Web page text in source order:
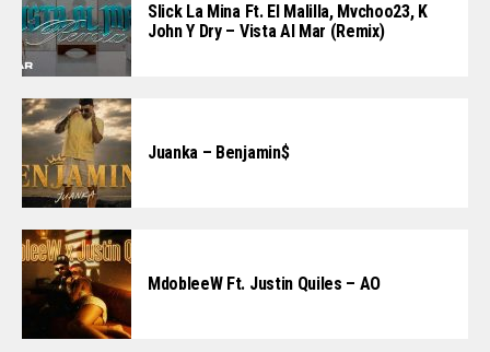
Slick La Mina Ft. El Malilla, Mvchoo23, K
John Y Dry – Vista Al Mar (Remix)
Juanka – Benjamin$
MdobleeW Ft. Justin Quiles – AO